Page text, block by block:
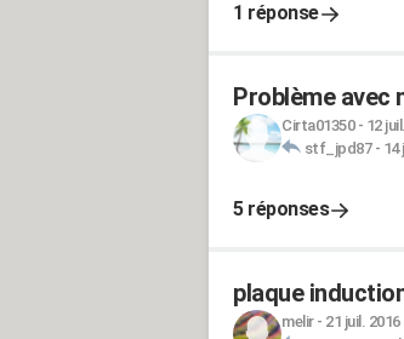
1 réponse
Problème avec
Cirta01350- 12
stf_jpd87- 14
5 réponses
plaque
melir- 21 juil. 2016